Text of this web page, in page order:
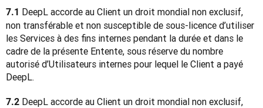
7.1 DeepL accorde au Client un droit mondial non exclusif,
non transférable et non susceptible de sous-licence d’utiliser
les Services à des fins internes pendant la durée et dans le
cadre de la présente Entente, sous réserve du nombre
autorisé d’Utilisateurs internes pour lequel le Client a payé
DeepL.
7.2 DeepL accorde au Client un droit mondial non exclusif,